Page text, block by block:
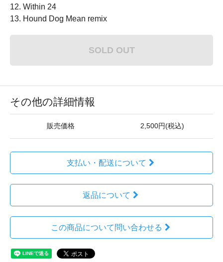
12. Within 24
13. Hound Dog Mean remix
SOLD OUT
その他の詳細情報
販売価格 2,500円(税込)
支払い・配送について
返品について
この商品について問い合わせる